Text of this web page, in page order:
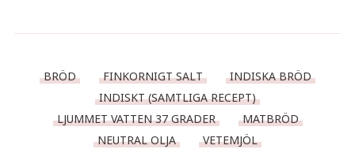
BRÖD FINKORNIGT SALT
INDISKA BRÖD
INDISKT (SAMTLIGA RECEPT)
LJUMMET VATTEN 37 GRADER
MATBRÖD
NEUTRAL OLJA
VETEMJÖL